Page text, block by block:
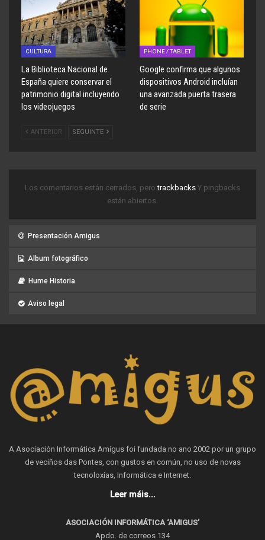
CULTURA
La Biblioteca Nacional de
España quiere conservar el
patrimonio digital incluyendo
los videojuegos
PHONE / TABLET
Google confirma que algunos
dispositivos Android incluían
una avanzada puerta trasera
de serie
ANTERIOR SEGUINTE
Los comentarios están cerrados, perotrackbacks Y pingbacks
están abiertos.
Presentación Amigus
Album fotográfico
Hume Historia
Aviso legal
A Asociación Informática Amigus foi fundada no ano 2002 por un grupo
de veciños das Pontes, con gustos en común, no uso de novas
tecnoloxías, Informática e Internet.
Leer máis...
ASOCIACIÓN INFORMÁTICA ‘AMIGUS’
Apdo. de correos 134